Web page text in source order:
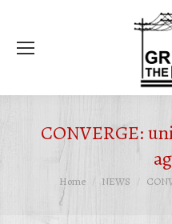
CONVERGE:
Tu sei qui:
Home NEWS